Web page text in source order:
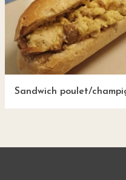
Sandwich poulet/